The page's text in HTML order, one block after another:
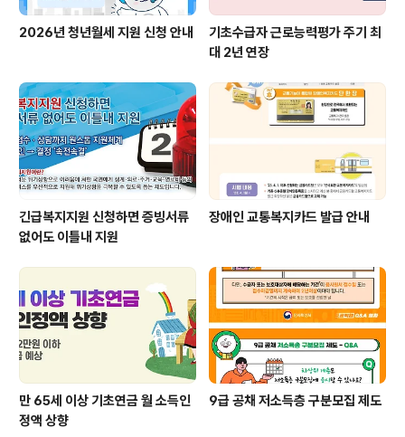
2026년 청년월세 지원 신청 안내
기초수급자 근로능력평가 주기 최
대 2년 연장
긴급복지지원 신청하면 증빙서류
없어도 이틀내 지원
장애인 교통복지카드 발급 안내
만 65세 이상 기초연금 월 소득인
정액 상향
9급 공채 저소득층 구분모집 제도